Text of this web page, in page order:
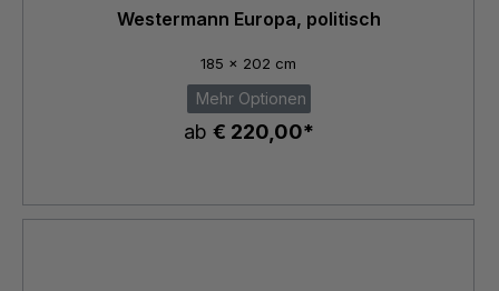
Westermann Europa, politisch
185 x 202 cm
Mehr Optionen
ab € 220,00*